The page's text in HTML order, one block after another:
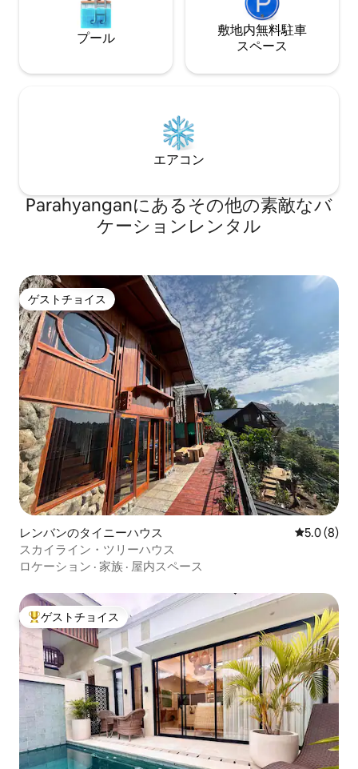
プール
敷地内無料駐⁠車
ス⁠ペ⁠ー⁠ス
エアコン
Parahyanganにあるその他の素敵なバ
ケーションレンタル
ゲストチョイス
ゲストチョイス
レンバンのタイニーハウス レビュー8
5.0 (8)
スカイライン・ツリーハウス
ロケーション · 家族 · 屋内スペース
大好評のゲストチョイスです。
ゲストチョイス